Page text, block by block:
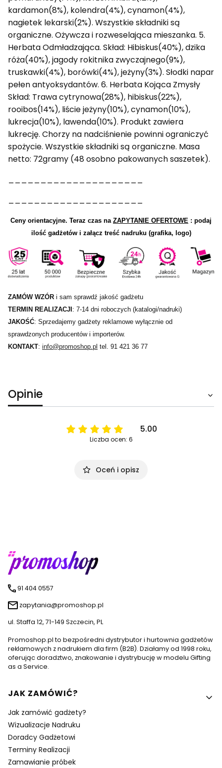
kardamon(8%), kolendra(4%), cynamon(4%),
nagietek lekarski(2%). Wszystkie składniki są
organiczne. Ożywcza i rozweselająca mieszanka. 5.
Herbata Odmładzająca. Skład: Hibiskus(40%), dzika
róża(40%), jagody rokitnika zwyczajnego(9%),
truskawki(4%), borówki(4%), jeżyny(3%). Słodki napar
pełen antyoksydantów. 6. Herbata Kojąca Zmysły
Skład: Trawa cytrynowa(28%), hibiskus(22%),
rooibos(14%), liście jeżyny(10%), cynamon(10%),
lukrecja(10%), lawenda(10%). Produkt zawiera
lukrecję. Chorzy na nadciśnienie powinni ograniczyć
spożycie. Wszystkie składniki są organiczne. Masa
netto: 72gramy (48 osobno pakowanych saszetek).
Ceny orientacyjne. Teraz czas na ZAPYTANIE OFERTOWE : podaj
ilość gadżetów i załącz treść nadruku (grafika, logo)
ZAMÓW WZÓR i sam sprawdź jakość gadżetu
TERMIN REALIZACJI : 7-14 dni roboczych (katalogi/nadruki)
JAKOŚĆ: Sprzedajemy gadżety reklamowe wyłącznie od
sprawdzonych producentów i importerów.
KONTAKT: info@promoshop.pl tel. 91 421 36 77
Opinie
5.00
Liczba ocen: 6
Oceń i opisz
91 404 0557
zapytania@promoshop.pl
ul. Staffa 12, 71-149 Szczecin, PL
Promoshop.pl to bezpośredni dystrybutor i hurtownia gadżetów
reklamowych z nadrukiem dla firm (B2B). Działamy od 1998 roku,
oferując doradztwo, znakowanie i dystrybucję w modelu Gifting
as a Service.
Linki w stopce
JAK ZAMÓWIĆ?
Jak zamówić gadżety?
Wizualizacje Nadruku
Doradcy Gadżetowi
Terminy Realizacji
Zamawianie próbek